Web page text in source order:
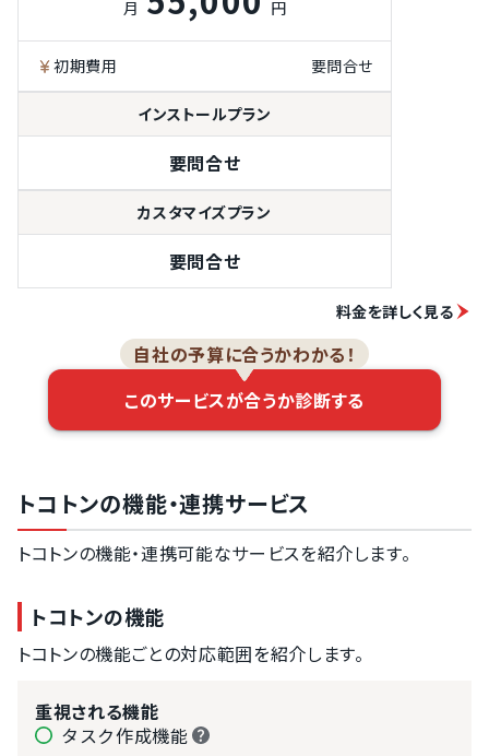
月 円
初期費用 要問合せ
インストールプラン
要問合せ
カスタマイズプラン
要問合せ
料金を詳しく見る
自社の予算に合うかわかる！
このサービスが合うか診断する
トコトンの機能・連携サービス
トコトンの機能・連携可能なサービスを紹介します。
トコトンの機能
トコトンの機能ごとの対応範囲を紹介します。
重視される機能
タスク作成機能